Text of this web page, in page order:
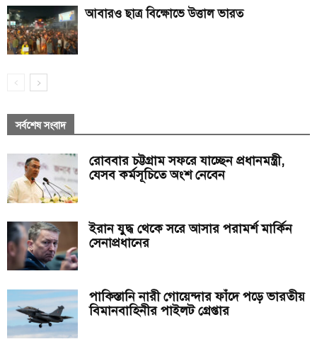
আবারও ছাত্র বিক্ষোভে উত্তাল ভারত
সর্বশেষ সংবাদ
রোববার চট্টগ্রাম সফরে যাচ্ছেন প্রধানমন্ত্রী,
যেসব কর্মসূচিতে অংশ নেবেন
ইরান যুদ্ধ থেকে সরে আসার পরামর্শ মার্কিন
সেনাপ্রধানের
পাকিস্তানি নারী গোয়েন্দার ফাঁদে পড়ে ভারতীয়
বিমানবাহিনীর পাইলট গ্রেপ্তার